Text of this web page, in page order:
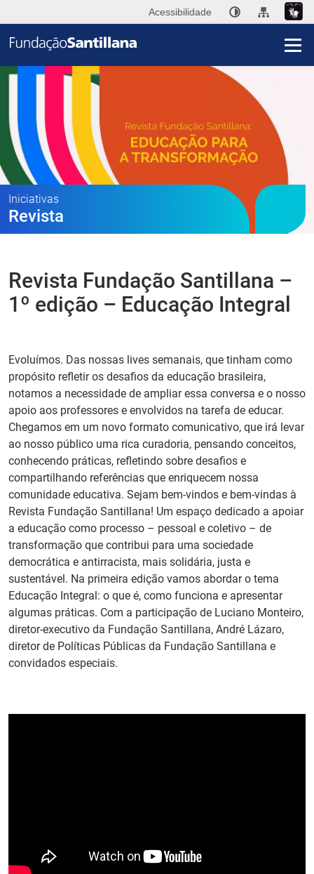
Acessibilidade
Iniciativas
Revista
Revista Fundação Santillana –
1º edição – Educação Integral
Evoluímos. Das nossas lives semanais, que tinham como
propósito refletir os desafios da educação brasileira,
notamos a necessidade de ampliar essa conversa e o nosso
apoio aos professores e envolvidos na tarefa de educar.
Chegamos em um novo formato comunicativo, que irá levar
ao nosso público uma rica curadoria, pensando conceitos,
conhecendo práticas, refletindo sobre desafios e
compartilhando referências que enriquecem nossa
comunidade educativa. Sejam bem-vindos e bem-vindas à
Revista Fundação Santillana! Um espaço dedicado a apoiar
a educação como processo – pessoal e coletivo – de
transformação que contribui para uma sociedade
democrática e antirracista, mais solidária, justa e
sustentável. Na primeira edição vamos abordar o tema
Educação Integral: o que é, como funciona e apresentar
algumas práticas. Com a participação de Luciano Monteiro,
diretor-executivo da Fundação Santillana, André Lázaro,
diretor de Políticas Públicas da Fundação Santillana e
convidados especiais.